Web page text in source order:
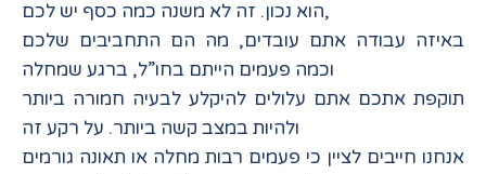
הוא נכון. זה לא משנה כמה כסף יש לכם,
באיזה עבודה אתם עובדים, מה הם התחביבים שלכם
וכמה פעמים הייתם בחו”ל, ברגע שמחלה
תוקפת אתכם אתם עלולים להיקלע לבעיה חמורה ביותר
ולהיות במצב קשה ביותר. על רקע זה
אנחנו חייבים לציין כי פעמים רבות מחלה או תאונה גורמים